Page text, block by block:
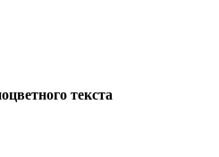
текста